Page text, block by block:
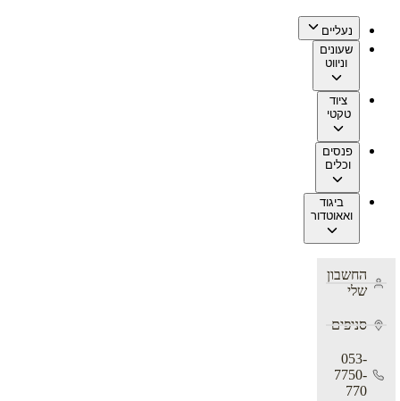
נעליים
שעונים
וניווט
ציוד
טקטי
פנסים
וכלים
ביגוד
ואאוטדור
החשבון
שלי
סניפים
053-
7750-
770